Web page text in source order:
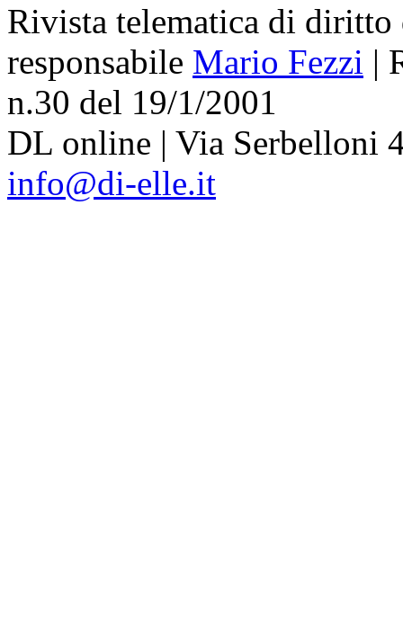
Rivista telematica di
responsabile Mario Fezzi |
n.30 del 19/1/2001
DL online | Via Serbelloni
info@di-elle.it